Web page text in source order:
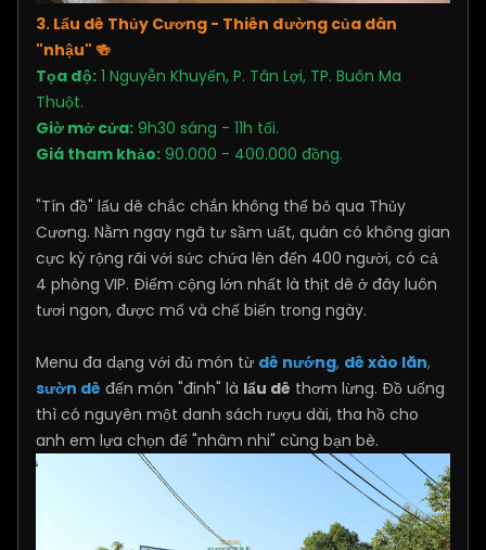
3. Lẩu dê Thủy Cương - Thiên đường của dân
"nhậu" 🍻
Tọa độ: 1 Nguyễn Khuyến, P. Tân Lợi, TP. Buôn Ma
Thuột.
Giờ mở cửa: 9h30 sáng - 11h tối.
Giá tham khảo: 90.000 - 400.000 đồng.
"Tín đồ" lẩu dê chắc chắn không thể bỏ qua Thủy
Cương. Nằm ngay ngã tư sầm uất, quán có không gian
cực kỳ rộng rãi với sức chứa lên đến 400 người, có cả
4 phòng VIP. Điểm cộng lớn nhất là thịt dê ở đây luôn
tươi ngon, được mổ và chế biến trong ngày.
Menu đa dạng với đủ món từ dê nướng, dê xào lăn,
sườn dê đến món "đinh" là lẩu dê thơm lừng. Đồ uống
thì có nguyên một danh sách rượu dài, tha hồ cho
anh em lựa chọn để "nhâm nhi" cùng bạn bè.